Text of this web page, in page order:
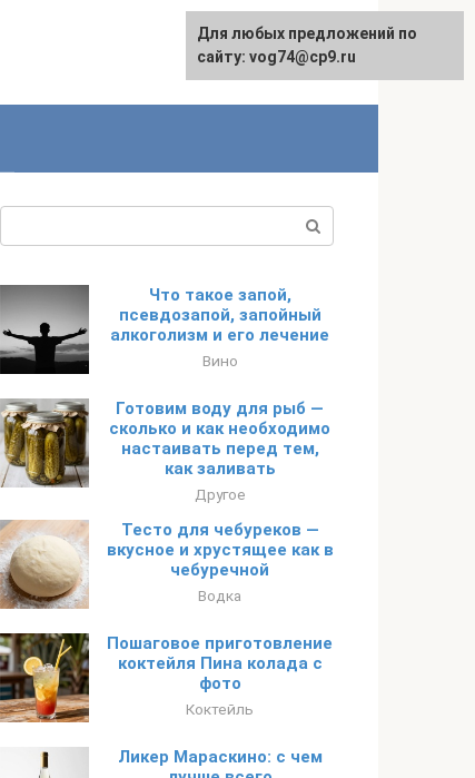
Что такое запой,
псевдозапой, запойный
алкоголизм и его лечение
Вино
Готовим воду для рыб —
сколько и как необходимо
настаивать перед тем,
как заливать
Другое
Тесто для чебуреков —
вкусное и хрустящее как в
чебуречной
Водка
Пошаговое приготовление
коктейля Пина колада с
фото
Коктейль
Ликер Мараскино: с чем
Для любых предложений по
сайту: vog74@cp9.ru